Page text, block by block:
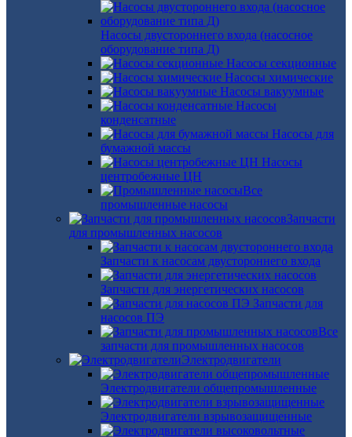
Насосы двустороннего входа (насосное
оборудование типа Д)
Насосы секционные
Насосы химические
Насосы вакуумные
Насосы
конденсатные
Насосы для
бумажной массы
Насосы
центробежные ЦН
Все
промышленные насосы
Запчасти
для промышленных насосов
Запчасти к насосам двустороннего входа
Запчасти для энергетических насосов
Запчасти для
насосов ПЭ
Все
запчасти для промышленных насосов
Электродвигатели
Электродвигатели общепромышленные
Электродвигатели взрывозащищенные